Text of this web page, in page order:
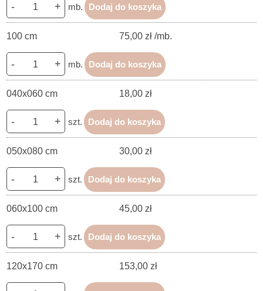
- + mb. Dodaj do koszyka
100 cm 75,00 zł /mb.
- + mb. Dodaj do koszyka
040x060 cm 18,00 zł
- + szt. Dodaj do koszyka
050x080 cm 30,00 zł
- + szt. Dodaj do koszyka
060x100 cm 45,00 zł
- + szt. Dodaj do koszyka
120x170 cm 153,00 zł